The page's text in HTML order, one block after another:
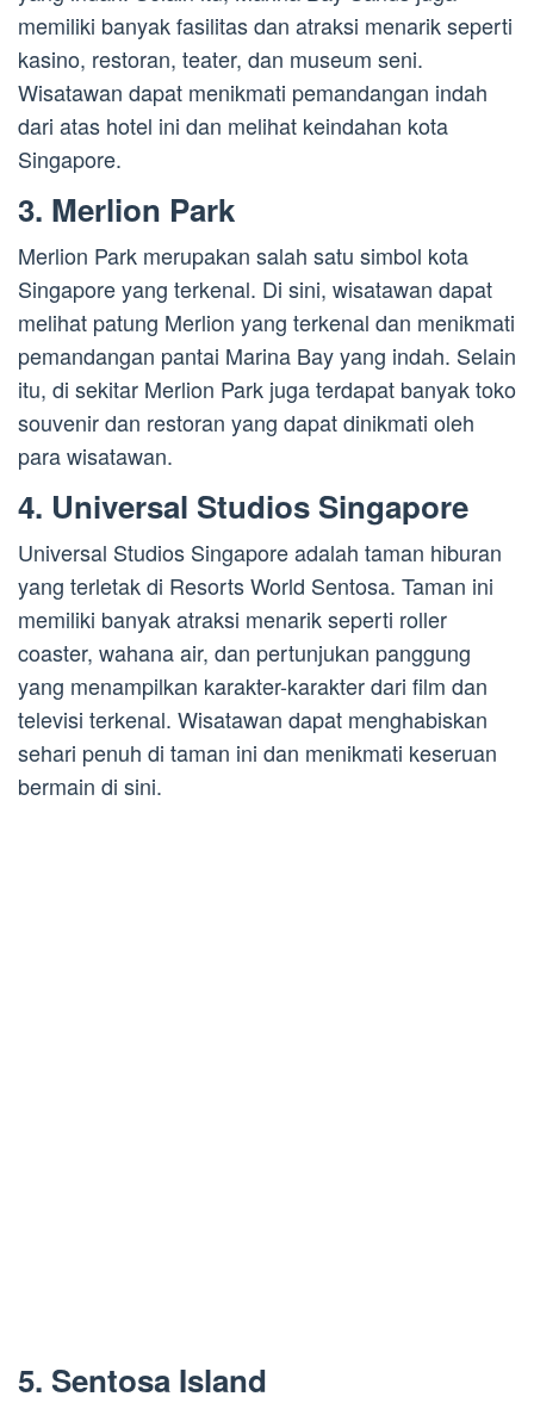
memiliki banyak fasilitas dan atraksi menarik seperti
kasino, restoran, teater, dan museum seni.
Wisatawan dapat menikmati pemandangan indah
dari atas hotel ini dan melihat keindahan kota
Singapore.
3. Merlion Park
Merlion Park merupakan salah satu simbol kota
Singapore yang terkenal. Di sini, wisatawan dapat
melihat patung Merlion yang terkenal dan menikmati
pemandangan pantai Marina Bay yang indah. Selain
itu, di sekitar Merlion Park juga terdapat banyak toko
souvenir dan restoran yang dapat dinikmati oleh
para wisatawan.
4. Universal Studios Singapore
Universal Studios Singapore adalah taman hiburan
yang terletak di Resorts World Sentosa. Taman ini
memiliki banyak atraksi menarik seperti roller
coaster, wahana air, dan pertunjukan panggung
yang menampilkan karakter-karakter dari film dan
televisi terkenal. Wisatawan dapat menghabiskan
sehari penuh di taman ini dan menikmati keseruan
bermain di sini.
5. Sentosa Island